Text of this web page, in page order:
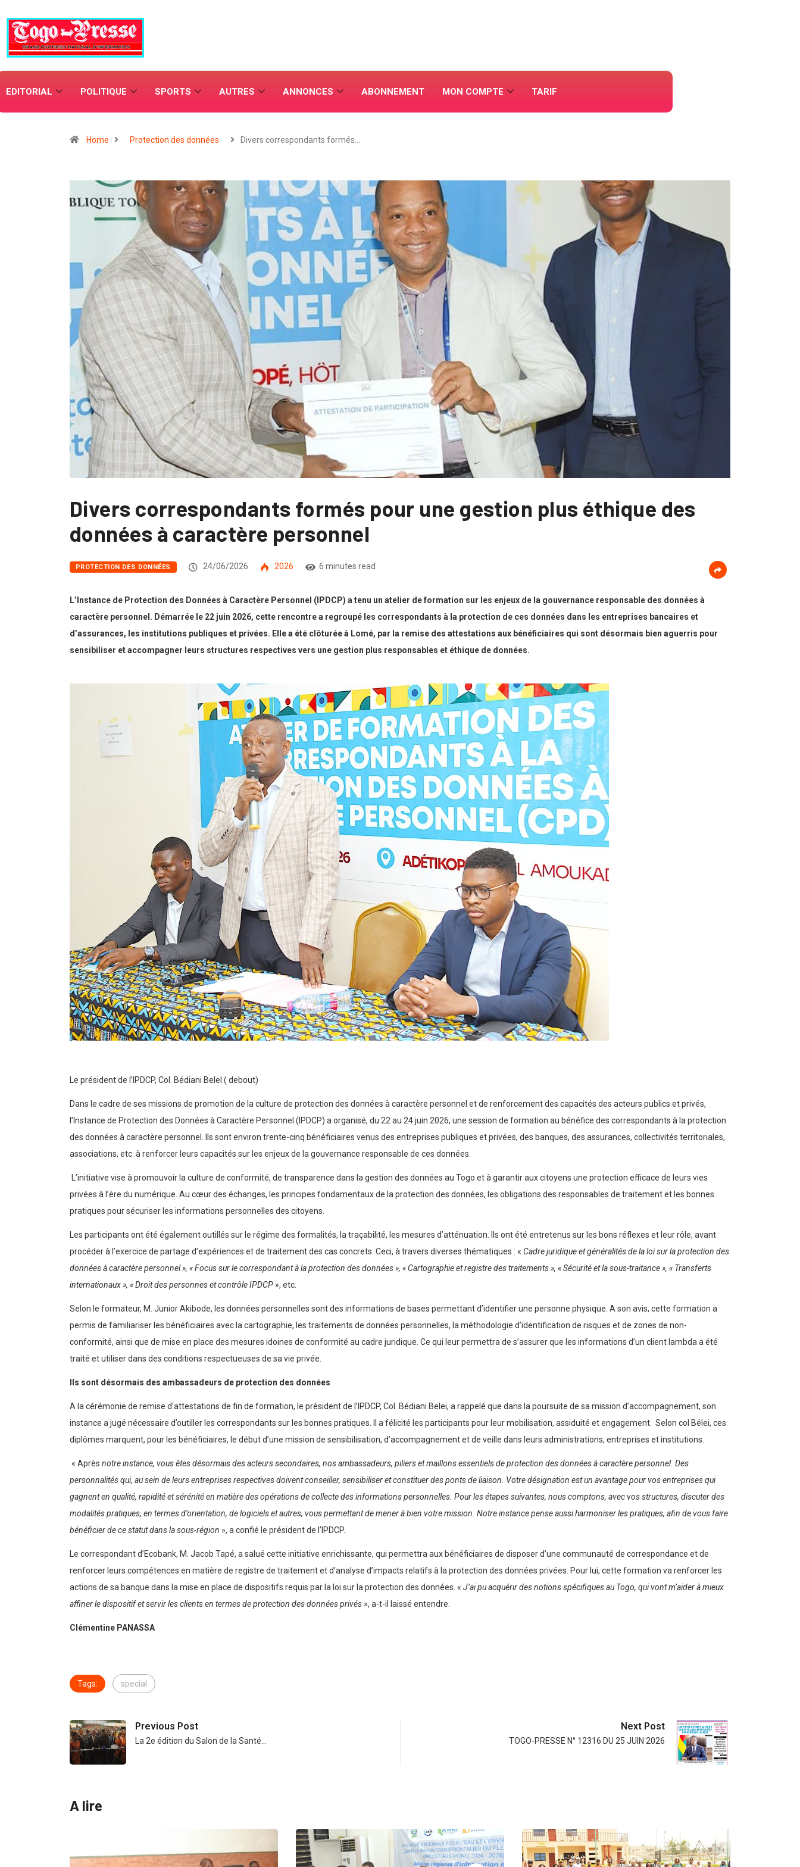
EDITORIAL POLITIQUE SPORTS AUTRES ANNONCES ABONNEMENT MON COMPTE TARIF
Home Protection des données Divers correspondants formés…
Divers correspondants formés pour une gestion plus éthique des
données à caractère personnel
PROTECTION DES DONNÉES 24/06/2026 2026 6 minutes read
L’Instance de Protection des Données à Caractère Personnel (IPDCP) a tenu un atelier de formation sur les enjeux de la gouvernance responsable des données à
caractère personnel. Démarrée le 22 juin 2026, cette rencontre a regroupé les correspondants à la protection de ces données dans les entreprises bancaires et
d’assurances, les institutions publiques et privées. Elle a été clôturée à Lomé, par la remise des attestations aux bénéficiaires qui sont désormais bien aguerris pour
sensibiliser et accompagner leurs structures respectives vers une gestion plus responsables et éthique de données.
Le président de l’IPDCP, Col. Bédiani BeleI ( debout)
Dans le cadre de ses missions de promotion de la culture de protection des données à caractère personnel et de renforcement des capacités des acteurs publics et privés,
l’Instance de Protection des Données à Caractère Personnel (IPDCP) a organisé, du 22 au 24 juin 2026, une session de formation au bénéfice des correspondants à la protection
des données à caractère personnel. Ils sont environ trente-cinq bénéficiaires venus des entreprises publiques et privées, des banques, des assurances, collectivités territoriales,
associations, etc. à renforcer leurs capacités sur les enjeux de la gouvernance responsable de ces données.
L’initiative vise à promouvoir la culture de conformité, de transparence dans la gestion des données au Togo et à garantir aux citoyens une protection efficace de leurs vies
privées à l’ère du numérique. Au cœur des échanges, les principes fondamentaux de la protection des données, les obligations des responsables de traitement et les bonnes
pratiques pour sécuriser les informations personnelles des citoyens.
Les participants ont été également outillés sur le régime des formalités, la traçabilité, les mesures d’atténuation. Ils ont été entretenus sur les bons réflexes et leur rôle, avant
procéder à l’exercice de partage d’expériences et de traitement des cas concrets. Ceci, à travers diverses thématiques : « Cadre juridique et généralités de la loi sur la protection des
données à caractère personnel », « Focus sur le correspondant à la protection des données », « Cartographie et registre des traitements », « Sécurité et la sous-traitance », « Transferts
internationaux », « Droit des personnes et contrôle IPDCP », etc.
Selon le formateur, M. Junior Akibode, les données personnelles sont des informations de bases permettant d’identifier une personne physique. A son avis, cette formation a
permis de familiariser les bénéficiaires avec la cartographie, les traitements de données personnelles, la méthodologie d’identification de risques et de zones de non-
conformité, ainsi que de mise en place des mesures idoines de conformité au cadre juridique. Ce qui leur permettra de s’assurer que les informations d’un client lambda a été
traité et utiliser dans des conditions respectueuses de sa vie privée.
Ils sont désormais des ambassadeurs de protection des données
A la cérémonie de remise d’attestations de fin de formation, le président de l’IPDCP, Col. Bédiani Belei, a rappelé que dans la poursuite de sa mission d’accompagnement, son
instance a jugé nécessaire d’outiller les correspondants sur les bonnes pratiques. Il a félicité les participants pour leur mobilisation, assiduité et engagement. Selon col Bélei, ces
diplômes marquent, pour les bénéficiaires, le début d’une mission de sensibilisation, d’accompagnement et de veille dans leurs administrations, entreprises et institutions.
« Après notre instance, vous êtes désormais des acteurs secondaires, nos ambassadeurs, piliers et maillons essentiels de protection des données à caractère personnel. Des
personnalités qui, au sein de leurs entreprises respectives doivent conseiller, sensibiliser et constituer des ponts de liaison. Votre désignation est un avantage pour vos entreprises qui
gagnent en qualité, rapidité et sérénité en matière des opérations de collecte des informations personnelles. Pour les étapes suivantes, nous comptons, avec vos structures, discuter des
modalités pratiques, en termes d’orientation, de logiciels et autres, vous permettant de mener à bien votre mission. Notre instance pense aussi harmoniser les pratiques, afin de vous faire
bénéficier de ce statutdans la sous-région », a confié le président de l’IPDCP.
Le correspondant d’Ecobank, M. Jacob Tapé, a salué cette initiative enrichissante, qui permettra aux bénéficiaires de disposer d’une communauté de correspondance et de
renforcer leurs compétences en matière de registre de traitement et d’analyse d’impacts relatifs à la protection des données privées. Pour lui, cette formation va renforcer les
actions de sa banque dans la mise en place de dispositifs requis par la loi sur la protection des données. « J’ai pu acquérir des notions spécifiques au Togo, qui vont m’aider à mieux
affiner le dispositif et servir les clients en termes de protection des données privés », a-t-il laissé entendre.
Clémentine PANASSA
Tags: special
Previous Post
La 2e édition du Salon de la Santé…
Next Post
TOGO-PRESSE N° 12316 DU 25 JUIN 2026
A lire